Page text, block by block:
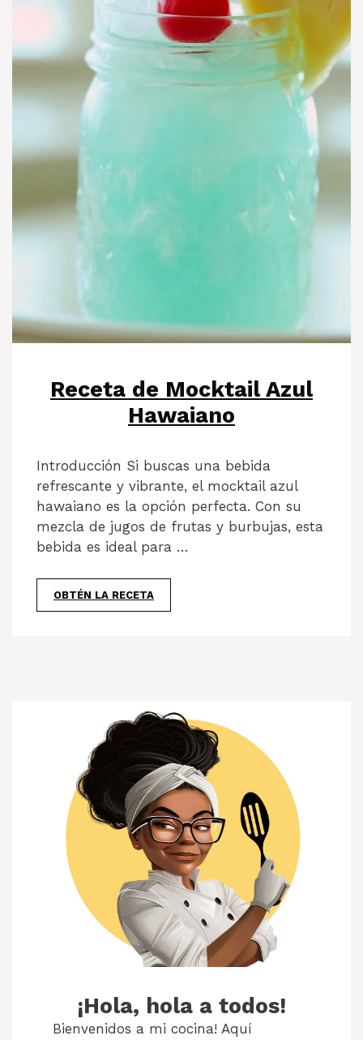
Receta de Mocktail Azul
Hawaiano
Introducción Si buscas una bebida
refrescante y vibrante, el mocktail azul
hawaiano es la opción perfecta. Con su
mezcla de jugos de frutas y burbujas, esta
bebida es ideal para …
OBTÉN LA RECETA
¡Hola, hola a todos!
Bienvenidos a mi cocina! Aquí